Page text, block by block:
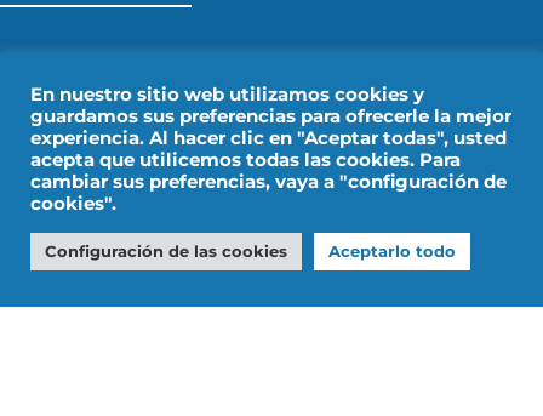
Datos personales
Diseño de IMPALA
En nuestro sitio web utilizamos cookies y
guardamos sus preferencias para ofrecerle la mejor
experiencia. Al hacer clic en "Aceptar todas", usted
acepta que utilicemos todas las cookies. Para
cambiar sus preferencias, vaya a "configuración de
cookies".
Configuración de las cookies Aceptarlo todo